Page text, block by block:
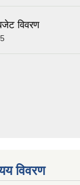
विवरण
विवरण